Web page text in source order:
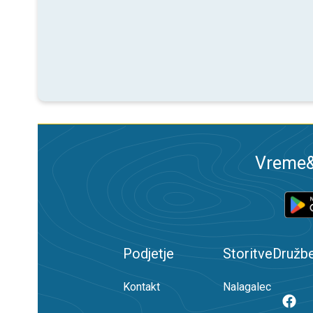
Podjetje
Kontakt
Storitve
Nalagalec